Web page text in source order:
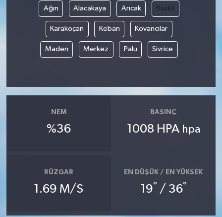
Ağın Alacakaya Arıcak Baskil
Karakoçan Keban Kovancılar
Maden Merkez Palu Sivrice
NEM
%36
BASINÇ
1008 HPA hpa
RÜZGAR
1.69 M/S
EN DÜŞÜK / EN YÜKSEK
19° / 36°